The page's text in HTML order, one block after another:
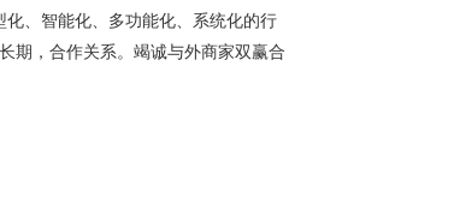
、智能化、多功能化、系统化的行
期，合作关系。竭诚与外商家双赢合